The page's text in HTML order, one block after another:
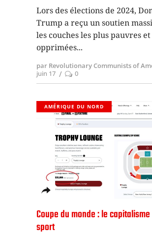
Lors des élections de 2024,
Trump a reçu un soutien
les couches les plus pauvres et
opprimées
par Revolutionary Communists of
juin 17
0
AMÉRIQUE DU NORD
Coupe du monde : le
sport